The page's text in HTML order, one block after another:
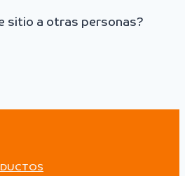
sitio a otras personas?